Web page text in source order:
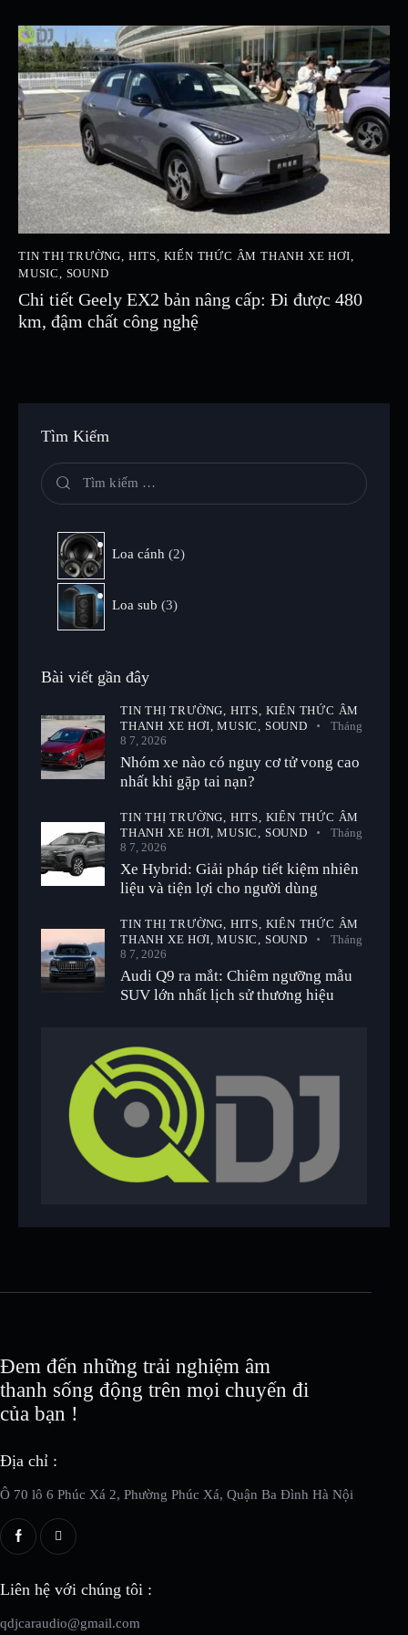
TIN THỊ TRƯỜNG, HITS, KIẾN THỨC ÂM THANH XE HƠI,
MUSIC, SOUND
Chi tiết Geely EX2 bản nâng cấp: Đi được 480
km, đậm chất công nghệ
Tìm Kiếm
Loa cánh 2
Loa sub 3
Bài viết gần đây
TIN THỊ TRƯỜNG, HITS, KIẾN THỨC ÂM
THANH XE HƠI,MUSIC, SOUND
Tháng
8 7, 2026
Nhóm xe nào có nguy cơ tử vong cao
nhất khi gặp tai nạn?
TIN THỊ TRƯỜNG, HITS, KIẾN THỨC ÂM
THANH XE HƠI,MUSIC, SOUND
Tháng
8 7, 2026
Xe Hybrid: Giải pháp tiết kiệm nhiên
liệu và tiện lợi cho người dùng
TIN THỊ TRƯỜNG, HITS, KIẾN THỨC ÂM
THANH XE HƠI,MUSIC, SOUND
Tháng
8 7, 2026
Audi Q9 ra mắt: Chiêm ngưỡng mẫu
SUV lớn nhất lịch sử thương hiệu
Đem đến những trải nghiệm âm
thanh sống động trên mọi chuyến đi
của bạn !
Địa chỉ :
Ô 70 lô 6 Phúc Xá 2, Phường Phúc Xá, Quận Ba Đình Hà Nội
Liên hệ với chúng tôi :
qdjcaraudio@gmail.com